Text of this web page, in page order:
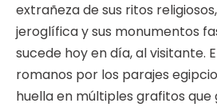
extrañeza de sus ritos
jeroglífica y sus monumentos
sucede hoy en día, al visitante.
romanos por los parajes
huella en múltiples grafitos que